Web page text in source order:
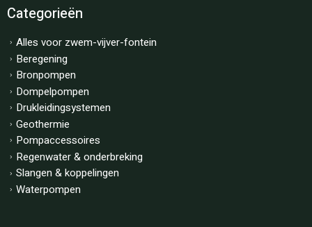
Categorieën
Alles voor zwem-vijver-fontein
Beregening
Bronpompen
Dompelpompen
Drukleidingsystemen
Geothermie
Pompaccessoires
Regenwater & onderbreking
Slangen & koppelingen
Waterpompen